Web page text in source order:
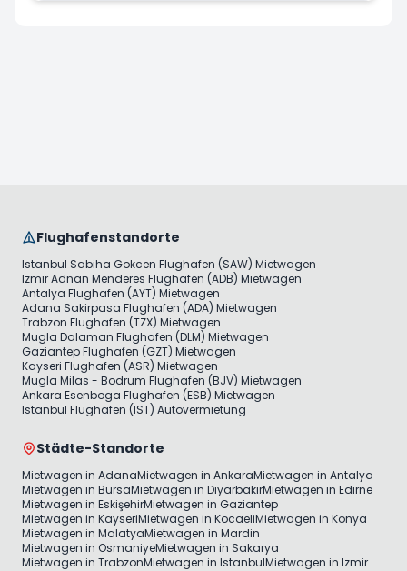
Flughafenstandorte
Istanbul Sabiha Gokcen Flughafen (SAW) Mietwagen
Izmir Adnan Menderes Flughafen (ADB) Mietwagen
Antalya Flughafen (AYT) Mietwagen
Adana Sakirpasa Flughafen (ADA) Mietwagen
Trabzon Flughafen (TZX) Mietwagen
Mugla Dalaman Flughafen (DLM) Mietwagen
Gaziantep Flughafen (GZT) Mietwagen
Kayseri Flughafen (ASR) Mietwagen
Mugla Milas - Bodrum Flughafen (BJV) Mietwagen
Ankara Esenboga Flughafen (ESB) Mietwagen
Istanbul Flughafen (IST) Autovermietung
Städte-Standorte
Mietwagen in AdanaMietwagen in AnkaraMietwagen in Antalya
Mietwagen in BursaMietwagen in DiyarbakırMietwagen in Edirne
Mietwagen in EskişehirMietwagen in Gaziantep
Mietwagen in KayseriMietwagen in KocaeliMietwagen in Konya
Mietwagen in MalatyaMietwagen in Mardin
Mietwagen in OsmaniyeMietwagen in Sakarya
Mietwagen in TrabzonMietwagen in IstanbulMietwagen in Izmir